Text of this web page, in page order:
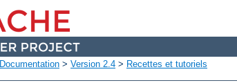
Documentation > Version 2.4 > Recettes et tutoriels